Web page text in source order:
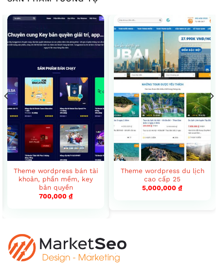
Theme wordpress bán tài
khoản, phần mềm, key
bản quyền
700,000 ₫
Theme wordpress du lịch
cao cấp 25
5,000,000 ₫